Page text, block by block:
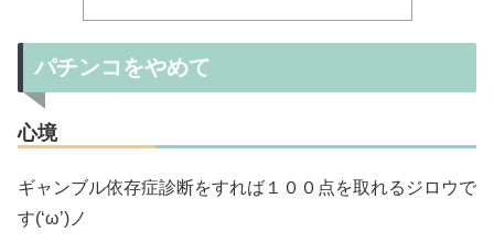
パチンコをやめて
心境
ギャンブル依存症診断をすれば１００点を取れるジロウで
す(‘ω’)ノ